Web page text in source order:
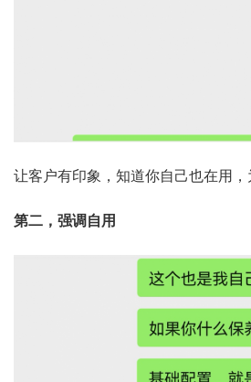
让客户有印象，知道你自己也在用
第二，强调自用